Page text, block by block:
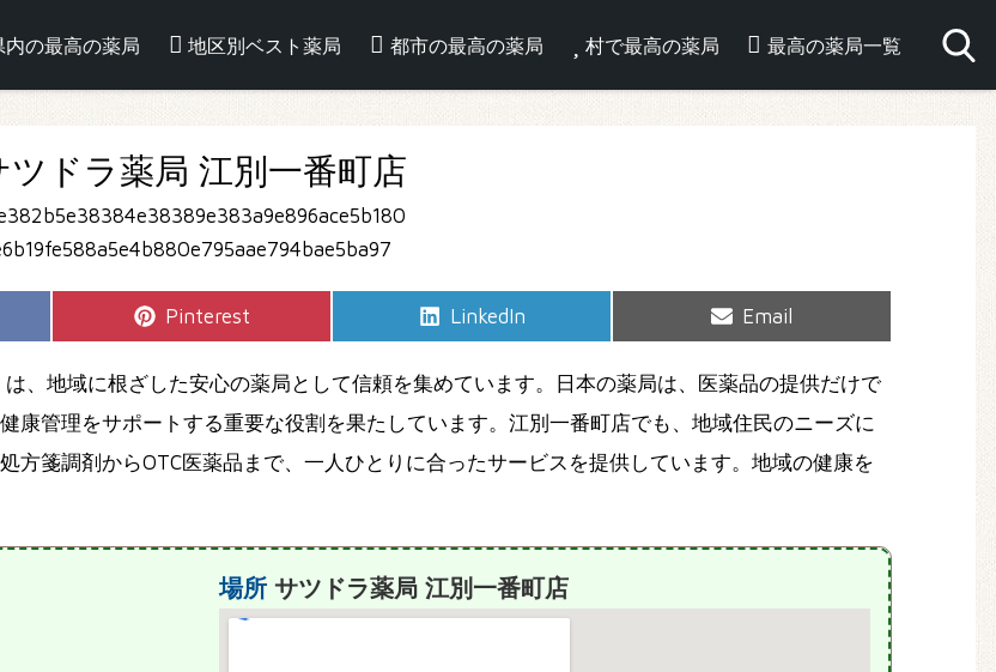
内の最高の薬局 地区別ベスト薬局 都市の最高の薬局 村で最高の薬局 最高の薬局一覧
ツドラ薬局 江別一番町店
Share
Pinterest
Share
LinkedIn
Share
Email
、地域に根ざした安心の薬局として信頼を集めています。日本の薬局は、医薬品の提供だけで
康管理をサポートする重要な役割を果たしています。江別一番町店でも、地域住民のニーズに
方箋調剤からOTC医薬品まで、一人ひとりに合ったサービスを提供しています。地域の健康を
場所サツドラ薬局 江別一番町店